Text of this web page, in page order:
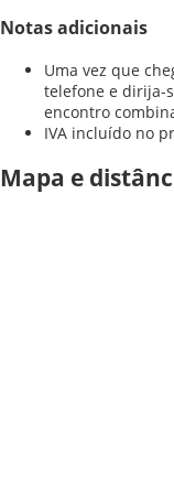
Notas adicionais
Uma vez que
telefone e dirija-
encontro
IVA incluído no
Mapa e